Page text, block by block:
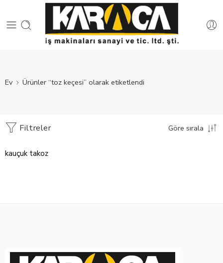
Ev Ürünler “toz keçesi” olarak etiketlendi
Filtreler Göre sırala
kauçuk takoz